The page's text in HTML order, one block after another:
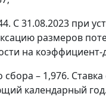
С 31.08.2023 при
размеров
на
сбора – 1,976.
календарный год.